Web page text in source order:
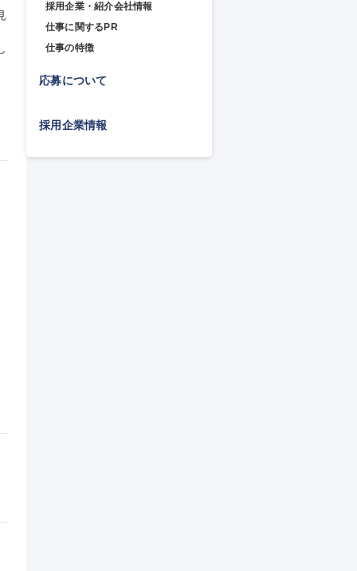
採用企業・紹介会社情報
仕事に関するPR
仕事の特徴
応募について
採用企業情報